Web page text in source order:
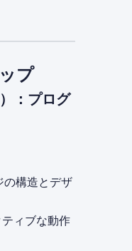
プ
：プログ
の構造とデザ
ィブな動作